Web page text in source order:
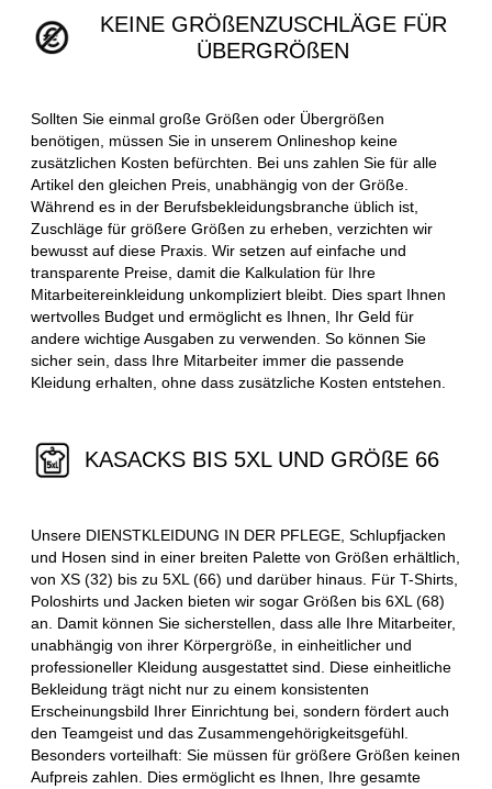
KEINE GRÖßENZUSCHLÄGE FÜR
ÜBERGRÖßEN
Sollten Sie einmal große Größen oder Übergrößen
benötigen, müssen Sie in unserem Onlineshop keine
zusätzlichen Kosten befürchten. Bei uns zahlen Sie für alle
Artikel den gleichen Preis, unabhängig von der Größe.
Während es in der Berufsbekleidungsbranche üblich ist,
Zuschläge für größere Größen zu erheben, verzichten wir
bewusst auf diese Praxis. Wir setzen auf einfache und
transparente Preise, damit die Kalkulation für Ihre
Mitarbeitereinkleidung unkompliziert bleibt. Dies spart Ihnen
wertvolles Budget und ermöglicht es Ihnen, Ihr Geld für
andere wichtige Ausgaben zu verwenden. So können Sie
sicher sein, dass Ihre Mitarbeiter immer die passende
Kleidung erhalten, ohne dass zusätzliche Kosten entstehen.
KASACKS BIS 5XL UND GRÖßE 66
Unsere DIENSTKLEIDUNG IN DER PFLEGE, Schlupfjacken
und Hosen sind in einer breiten Palette von Größen erhältlich,
von XS (32) bis zu 5XL (66) und darüber hinaus. Für T-Shirts,
Poloshirts und Jacken bieten wir sogar Größen bis 6XL (68)
an. Damit können Sie sicherstellen, dass alle Ihre Mitarbeiter,
unabhängig von ihrer Körpergröße, in einheitlicher und
professioneller Kleidung ausgestattet sind. Diese einheitliche
Bekleidung trägt nicht nur zu einem konsistenten
Erscheinungsbild Ihrer Einrichtung bei, sondern fördert auch
den Teamgeist und das Zusammengehörigkeitsgefühl.
Besonders vorteilhaft: Sie müssen für größere Größen keinen
Aufpreis zahlen. Dies ermöglicht es Ihnen, Ihre gesamte